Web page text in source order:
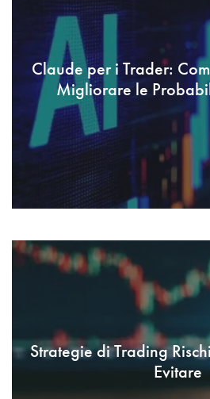
Claude per i Trader:
Migliorare le
Strategie di Trading
Evitare